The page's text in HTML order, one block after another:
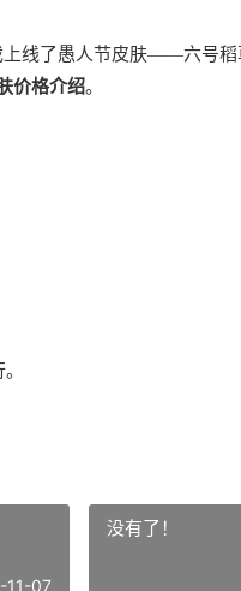
上线了愚人节皮肤——六号稻
价格介绍。
11-07
没有了！